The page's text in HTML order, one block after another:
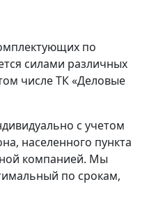
по
силами различных
числе ТК «Деловые
с учетом
населенного пункта
компанией. Мы
по срокам,